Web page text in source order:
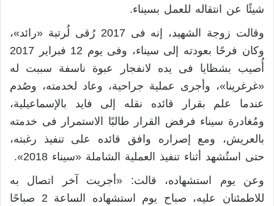
شيئًا عن انتقاله للعمل بسيناء.
وقالت زوجة الشهيد، إنه فى 2017 رُقى لُرتبة «رائد»،
وكان فرحًا بعودته إلى سيناء، وفى يوم 12 فبراير 2017
أُصيب بشظايا فى يده لانفجار عبوة ناسفة سببت له
«غرغرينا»، وأجرى عملية جراحية، وعاد لخدمته، وصُدم
عندما علم بقرار قائده نقله إلى فايد بالإسماعيلية،
ومُغادرة سيناء فرفض القرار طالبًا الاستمرار فى خدمته
بالعريش، ومع إصراره وافق قائده على تنفيذ رغبته،
حتى استُشهد أثناء تنفيذ العملية الشاملة «سيناء 2018».
وعن يوم استشهاده، قالت: «أجريت آخر اتصال به
للاطمئنان عليه، صباح يوم استشهاده الساعة 2 صباحًا